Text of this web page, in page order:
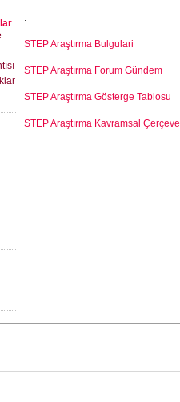
.
STEP Araştırma Bulgulari
STEP Araştırma Forum Gündem
STEP Araştırma Gösterge Tablosu
STEP Araştırma Kavramsal Çerçeve